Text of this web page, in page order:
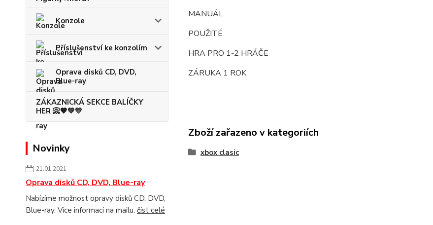
Konzole
Příslušenství ke konzolím
Oprava disků CD, DVD,
Blue-ray
ZÁKAZNICKÁ SEKCE BALÍČKY
HER 📀🧡💚💛
Novinky
21.01.2021
Oprava disků CD, DVD, Blue-ray
Nabízíme možnost opravy disků CD, DVD,
Blue-ray. Více informací na mailu. číst celé
MANUÁL
POUŽITÉ
HRA PRO 1-2 HRÁČE
ZÁRUKA 1 ROK
Zboží zařazeno v kategoriích
xbox clasic